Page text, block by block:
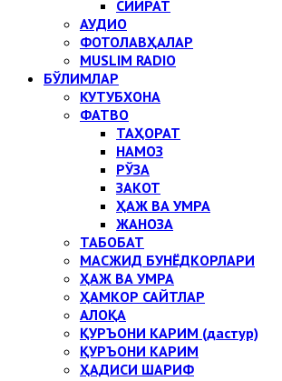
СИЙРАТ
АУДИО
ФОТОЛАВҲАЛАР
MUSLIM RADIO
БЎЛИМЛАР
КУТУБХОНА
ФАТВО
ТАҲОРАТ
НАМОЗ
РЎЗА
ЗАКОТ
ҲАЖ ВА УМРА
ЖАНОЗА
ТАБОБАТ
МАСЖИД БУНЁДКОРЛАРИ
ҲАЖ ВА УМРА
ҲАМКОР САЙТЛАР
АЛОҚА
ҚУРЪОНИ КАРИМ (дастур)
ҚУРЪОНИ КАРИМ
ҲАДИСИ ШАРИФ